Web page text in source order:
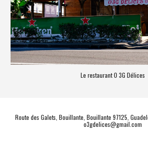
Le restaurant O 3G Délices
Route des Galets, Bouillante, Bouillante 97125,
o3gdelices@gmail.com